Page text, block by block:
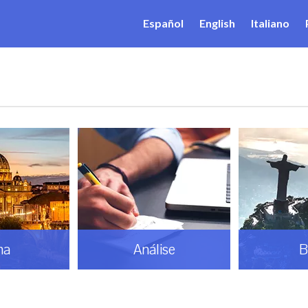
Español English Italiano
Análise